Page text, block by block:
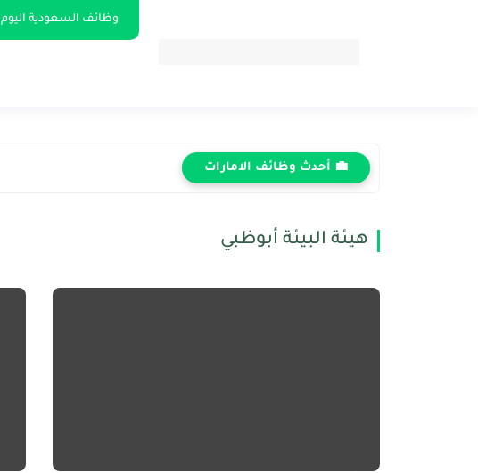
وظائف السعودية اليوم
💼 أحدث وظائف الامارات
هيئة البيئة أبوظبي